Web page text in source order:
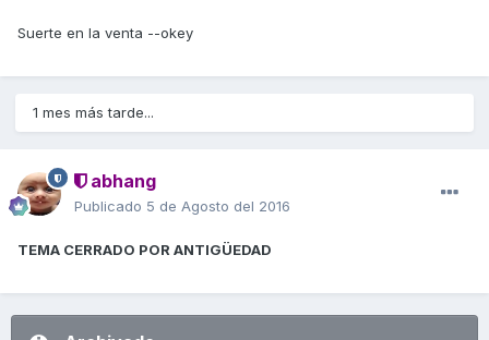
Suerte en la venta --okey
1 mes más tarde...
abhang
Publicado 5 de Agosto del 2016
TEMA CERRADO POR ANTIGÜEDAD